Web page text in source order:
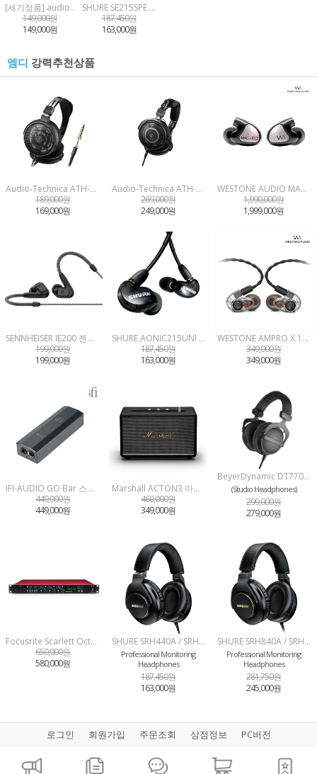
[세기정품] audio..
149,000원
149,000원
SHURE SE215SPE P..
187,450원
163,000원
엠디 강력추천상품
Audio-Technica ATH-R30x 오디오테크니카 세기AT 정품 프로페셔널 오픈형 유선 헤드폰
189,000원
169,000원
Audio-Technica ATH-R50x 오디오테크니카 세기AT 정품 프로페셔널 오픈형 유선 헤드폰
269,000원
249,000원
WESTONE AUDIO MACH80 웨스톤 사운드캣 정품 마하80 청음가능
1,990,000원
1,999,000원
SENNHEISER IE200 젠하이저 코리아 정품 IE-200
199,000원
199,000원
SHURE AONIC215UNI 슈어 삼아 정품 AONIC215+UNI BK 에이오닉215 SE215 후속 뉴 패키징
187,450원
163,000원
WESTONE AMPRO X 10 웨스톤 사운드캣 정품 AMPRO-X10
349,000원
349,000원
IFI-AUDIO GO Bar 스틱형 USB DAC & AMP 고바 사운드캣 정품 / OTG C TO C 케이블 증정
449,000원
449,000원
Marshall ACTON3 마샬 소비코AV 정품 액톤3 블루투스 스피커 4월 20일 월요일부터 재고 소진시까지
460,000원
349,000원
BeyerDynamic DT770PRO Black Edition 베이어다이나믹 정품 모니터링 헤드폰 DT-770PRO Black Edition
(Studio Headphones)
299,000원
279,000원
Focusrite Scarlett Octopre 포커스라이트 스튜디오 / 레코딩 / 녹음 / 인터페이스
650,000원
580,000원
SHURE SRH440A / SRH-440A 슈어 삼아프로사운드 정품
Professional Monitoring
Headphones
187,450원
163,000원
SHURE SRH840A / SRH-840A 슈어 삼아프로사운드 정품
Professional Monitoring
Headphones
281,750원
245,000원
로그인 회원가입 주문조회 상점정보 PC버전